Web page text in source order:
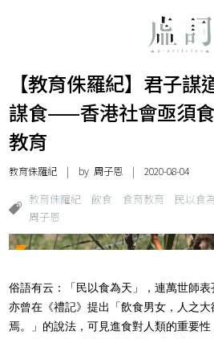
【教育侏羅紀】君子謀
謀食——香港社會亟須
教育
教育侏羅紀 | by 周子恩 | 2020-08-04
教育侏羅紀 飲食 食育教育
民以食
周子恩
俗語有云：「民以食為天」，連萬世師表
亦曾在《禮記》提出「飲食男女，人之大
焉。」的說法，可見進食對人類的重要性